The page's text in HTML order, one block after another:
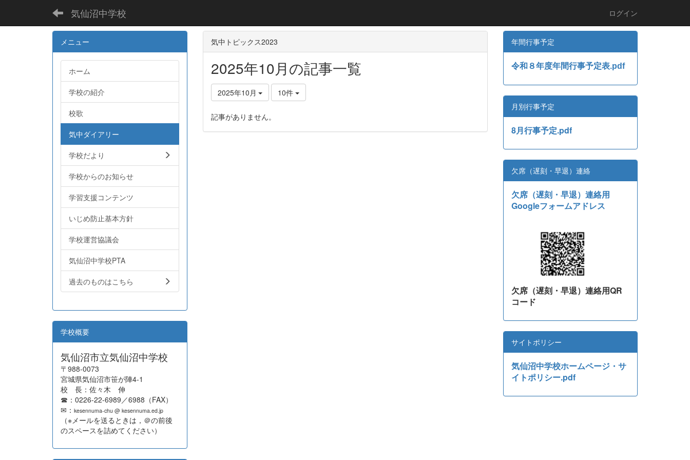
気仙沼中学校 ログイン
気中トピックス2023
2025年10月の記事一覧
2025年10月 10件
記事がありません。
メニュー
ホーム
学校の紹介
校歌
気中ダイアリー
学校だより
学校からのお知らせ
学習支援コンテンツ
いじめ防止基本方針
学校運営協議会
気仙沼中学校PTA
過去のものはこちら
学校概要
気仙沼市立気仙沼中学校
〒988-0073
宮城県気仙沼市笹が陣4-1
校 長：佐々木 伸
☎：0226-22-6989／6988（FAX）
✉： kesennuma-chu @ kesennuma.ed.jp
（※メールを送るときは，＠の前後
のスペースを詰めてください）
年間行事予定
令和８年度年間行事予定表.pdf
月別行事予定
8月行事予定.pdf
欠席（遅刻・早退）連絡
欠席（遅刻・早退）連絡用
Googleフォームアドレス
欠席（遅刻・早退）連絡用QR
コード
サイトポリシー
気仙沼中学校ホームページ・サ
イトポリシー.pdf